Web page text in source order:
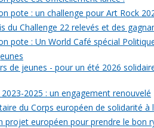
pote : un challenge pour Art Rock
du Challenge 22 relevés et des
pote : Un World Café spécial
de jeunes - pour un été 2026
2023-2025 : un engagement renouvelé
du Corps européen de solidarité à
projet européen pour prendre le bon